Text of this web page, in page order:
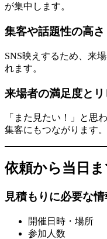
が集中します。
集客や話題性の高さ
SNS映えするため、来
れます。
来場者の満足度と
「また見たい！」と思
集客にもつながります。
依頼から当日
見積もりに必要な情
開催日時・場所
参加人数